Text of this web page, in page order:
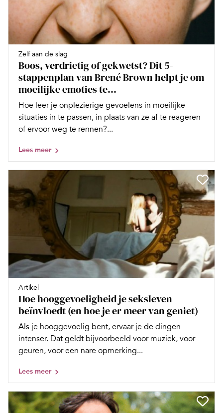
Zelf aan de slag
Boos, verdrietig of gekwetst? Dit 5-
stappenplan van Brené Brown helpt je om
moeilijke emoties te...
Hoe leer je onplezierige gevoelens in moeilijke
situaties in te passen, in plaats van ze af te reageren
of ervoor weg te rennen?...
Lees meer
Artikel
Hoe hooggevoeligheid je seksleven
beïnvloedt (en hoe je er meer van geniet)
Als je hooggevoelig bent, ervaar je de dingen
intenser. Dat geldt bijvoorbeeld voor muziek, voor
geuren, voor een nare opmerking...
Lees meer